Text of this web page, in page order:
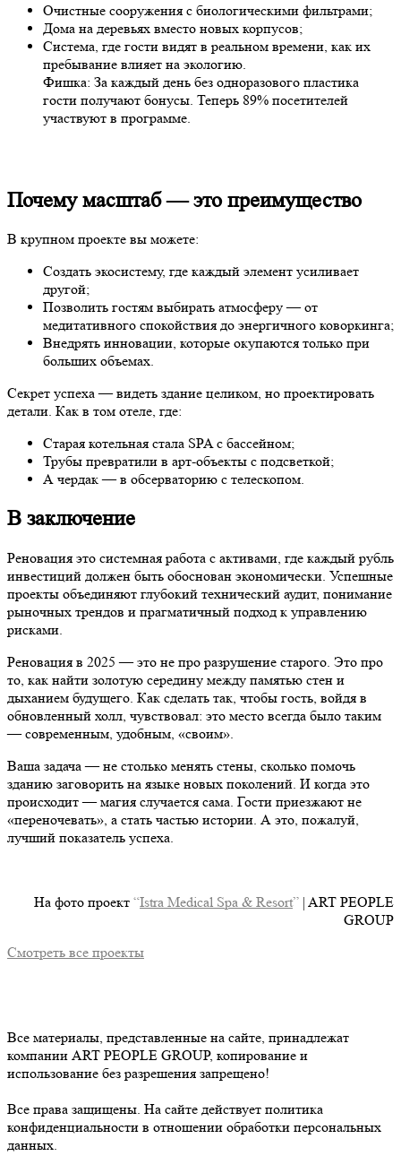
Очистные сооружения с биологическими фильтрами;
Дома на деревьях вместо новых корпусов;
Система, где гости видят в реальном времени, как их
пребывание влияет на экологию.
Фишка: За каждый день без одноразового пластика
гости получают бонусы. Теперь 89% посетителей
участвуют в программе.
Почему масштаб — это преимущество
В крупном проекте вы можете:
Создать экосистему, где каждый элемент усиливает
другой;
Позволить гостям выбирать атмосферу — от
медитативного спокойствия до энергичного коворкинга;
Внедрять инновации, которые окупаются только при
больших объемах.
Секрет успеха — видеть здание целиком, но проектировать
детали. Как в том отеле, где:
Старая котельная стала SPA с бассейном;
Трубы превратили в арт-объекты с подсветкой;
А чердак — в обсерваторию с телескопом.
В заключение
Реновация это системная работа с активами, где каждый рубль
инвестиций должен быть обоснован экономически. Успешные
проекты объединяют глубокий технический аудит, понимание
рыночных трендов и прагматичный подход к управлению
рисками.
Реновация в 2025 — это не про разрушение старого. Это про
то, как найти золотую середину между памятью стен и
дыханием будущего. Как сделать так, чтобы гость, войдя в
обновленный холл, чувствовал: это место всегда было таким
— современным, удобным, «своим».
Ваша задача — не столько менять стены, сколько помочь
зданию заговорить на языке новых поколений. И когда это
происходит — магия случается сама. Гости приезжают не
«переночевать», а стать частью истории. А это, пожалуй,
лучший показатель успеха.
На фото проект “Istra Medical Spa & Resort” | ART PEOPLE
GROUP
Смотреть все проекты
Все материалы, представленные на сайте, принадлежат
компании ART PEOPLE GROUP, копирование и
использование без разрешения запрещено!
Все права защищены. На сайте действует политика
конфиденциальности в отношении обработки персональных
данных.